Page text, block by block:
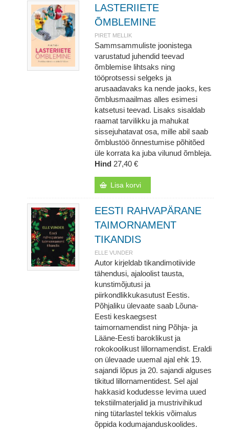
LASTERIIETE
ÕMBLEMINE
PIRET MELLIK
Sammsammuliste joonistega
varustatud juhendid teevad
õmblemise lihtsaks ning
tööprotsessi selgeks ja
arusaadavaks ka nende jaoks, kes
õmblusmaailmas alles esimesi
katsetusi teevad. Lisaks sisaldab
raamat tarvilikku ja mahukat
sissejuhatavat osa, mille abil saab
õmblustöö õnnestumise põhitõed
üle korrata ka juba vilunud õmbleja.
Hind 27,40 €
Lisa korvi
EESTI RAHVAPÄRANE
TAIMORNAMENT
TIKANDIS
ELLE VUNDER
Autor kirjeldab tikandimotiivide
tähendusi, ajaloolist tausta,
kunstimõjutusi ja
piirkondlikkukasutust Eestis.
Põhjaliku ülevaate saab Lõuna-
Eesti keskaegsest
taimornamendist ning Põhja- ja
Lääne-Eesti baroklikust ja
rokokoolikust lillornamendist. Eraldi
on ülevaade uuemal ajal ehk 19.
sajandi lõpus ja 20. sajandi alguses
tikitud lillornamentidest. Sel ajal
hakkasid kodudesse levima uued
tekstiilmaterjalid ja mustrivihikud
ning tütarlastel tekkis võimalus
õppida kodumajanduskoolides.